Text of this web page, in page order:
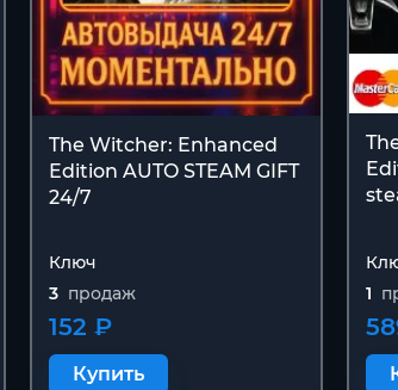
The Witcher: Enhanced
Edition AUTO STEAM GIFT
24/7
Ключ
3 продаж
152 ₽
Купить
1